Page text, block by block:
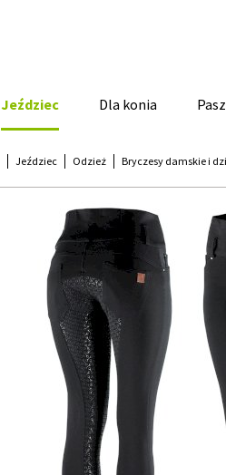
Jeździec Dla konia
Jeździec Odzież Bryczesy damskie i